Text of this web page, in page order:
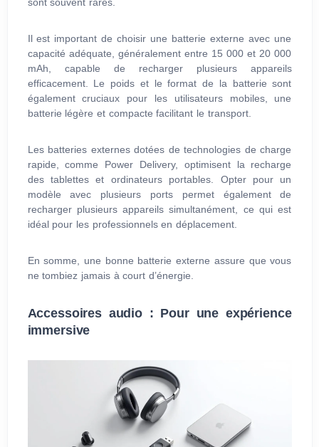
sont souvent rares.
Il est important de choisir une batterie externe avec une
capacité adéquate, généralement entre 15 000 et 20 000
mAh, capable de recharger plusieurs appareils
efficacement. Le poids et le format de la batterie sont
également cruciaux pour les utilisateurs mobiles, une
batterie légère et compacte facilitant le transport.
Les batteries externes dotées de technologies de charge
rapide, comme Power Delivery, optimisent la recharge
des tablettes et ordinateurs portables. Opter pour un
modèle avec plusieurs ports permet également de
recharger plusieurs appareils simultanément, ce qui est
idéal pour les professionnels en déplacement.
En somme, une bonne batterie externe assure que vous
ne tombiez jamais à court d’énergie.
Accessoires audio : Pour une expérience
immersive